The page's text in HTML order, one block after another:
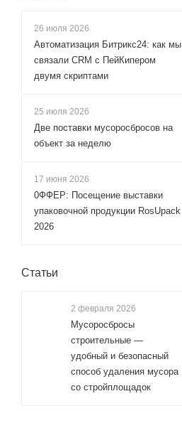
26 июля 2026
Автоматизация Битрикс24: как мы
связали CRM с ПейКипером
двумя скриптами
25 июля 2026
Две поставки мусоросбросов на
объект за неделю
17 июня 2026
0ФФЕР: Посещение выставки
упаковочной продукции RosUpack
2026
Статьи
2 февраля 2026
Мусоросбросы
строительные —
удобный и безопасный
способ удаления мусора
со стройплощадок